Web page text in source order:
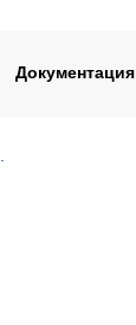
Документация